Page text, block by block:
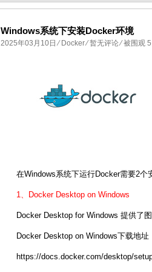
Windows系统下安装Docker环境
2025年03月10日 ⁄ Docker ⁄暂无评论⁄ 被围观
在Windows系统下运行Docker需要2个
1、Docker Desktop on Windows
Docker Desktop for Windows 提供了
Docker Desktop on Windows下载地址
https://docs.docker.com/desktop/